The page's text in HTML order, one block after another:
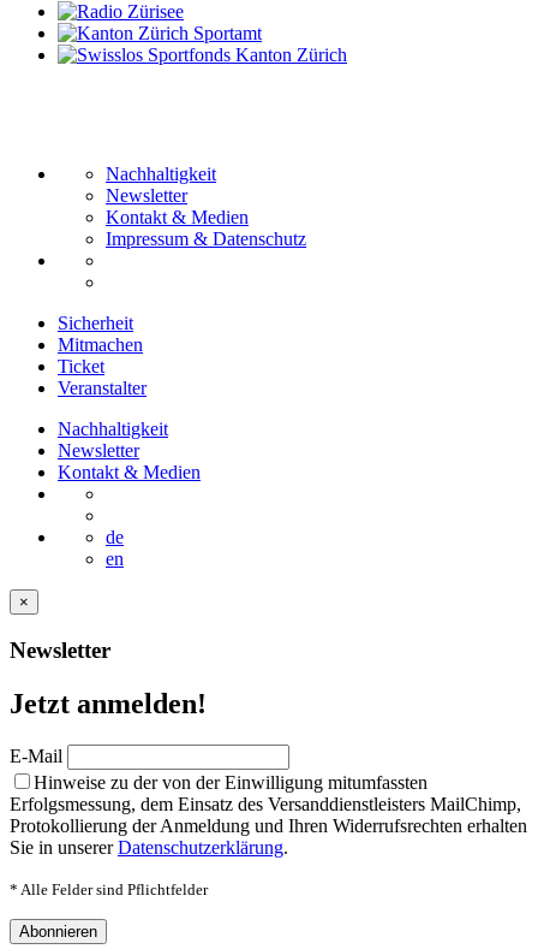
Nachhaltigkeit
Newsletter
Kontakt & Medien
Impressum & Datenschutz
Sicherheit
Mitmachen
Ticket
Veranstalter
Nachhaltigkeit
Newsletter
Kontakt & Medien
de
en
×
Newsletter
Jetzt anmelden!
E-Mail
Hinweise zu der von der Einwilligung mitumfassten
Erfolgsmessung, dem Einsatz des Versanddienstleisters MailChimp,
Protokollierung der Anmeldung und Ihren Widerrufsrechten erhalten
Sie in unsererDatenschutzerklärung.
* Alle Felder sind Pflichtfelder
Abonnieren